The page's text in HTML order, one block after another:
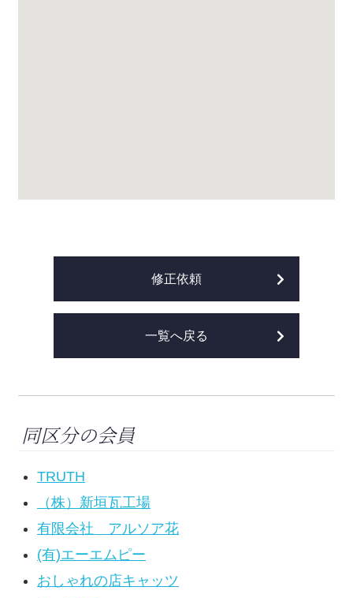
修正依頼
一覧へ戻る
同区分の会員
TRUTH
（株）新垣瓦工場
有限会社 アルソア花
(有)エーエムピー
おしゃれの店キャッツ